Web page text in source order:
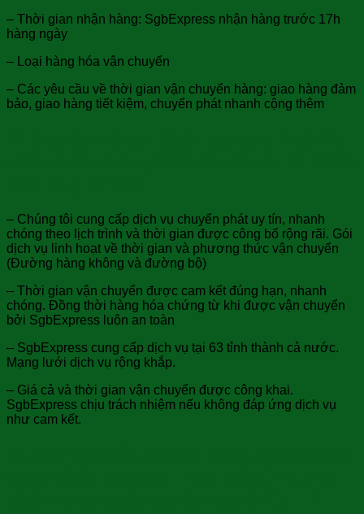
– Thời gian nhận hàng: SgbExpress nhận hàng trước 17h
hàng ngày
– Loại hàng hóa vận chuyển
– Các yêu cầu về thời gian vận chuyển hàng: giao hàng đảm
bảo, giao hàng tiết kiệm, chuyển phát nhanh cộng thêm
– Chúng tôi cung cấp dịch vụ chuyển phát uy tín, nhanh
chóng theo lịch trình và thời gian được công bố rộng rãi. Gói
dịch vụ linh hoạt về thời gian và phương thức vận chuyển
(Đường hàng không và đường bộ)
– Thời gian vận chuyển được cam kết đúng hạn, nhanh
chóng. Đồng thời hàng hóa chứng từ khi được vận chuyển
bởi SgbExpress luôn an toàn
– SgbExpress cung cấp dịch vụ tại 63 tỉnh thành cả nước.
Mạng lưới dịch vụ rộng khắp.
– Giá cả và thời gian vận chuyển được công khai.
SgbExpress chịu trách nhiệm nếu không đáp ứng dịch vụ
như cam kết.